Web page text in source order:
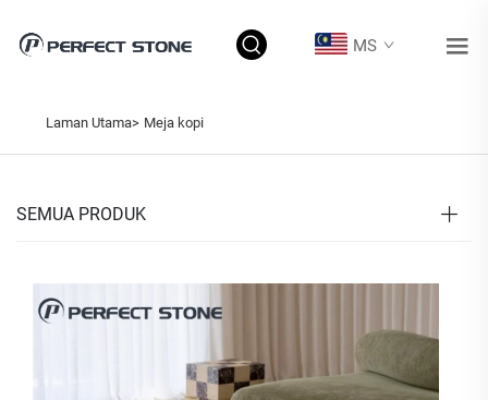
MS
Laman Utama> Meja kopi
SEMUA PRODUK